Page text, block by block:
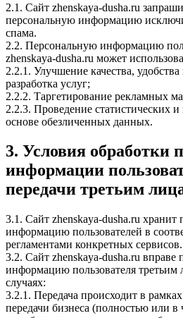
2.1. Сайт zhenskaya-dusha.ru
персональную информацию
спама.
2.2. Персональную информацию
zhenskaya-dusha.ru может
2.2.1. Улучшение качества,
разработка услуг;
2.2.2. Таргетирование рекламных
2.2.3. Проведение статистических
основе обезличенных данных.
3. Условия обработки
информации
передачи третьим
3.1. Сайт zhenskaya-dusha.ru хранит
информацию пользователей в
регламентами конкретных сервисов.
3.2. Сайт zhenskaya-dusha.ru вправе
информацию пользователя
случаях:
3.2.1. Передача происходит в
передачи бизнеса (полностью или в